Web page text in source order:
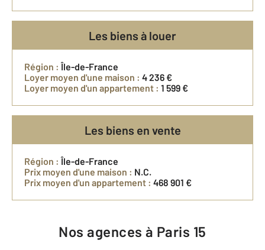
Les biens à louer
Région : Île-de-France
Loyer moyen d'une maison : 4 236 €
Loyer moyen d'un appartement : 1 599 €
Les biens en vente
Région : Île-de-France
Prix moyen d'une maison : N.C.
Prix moyen d'un appartement : 468 901 €
Nos agences à Paris 15